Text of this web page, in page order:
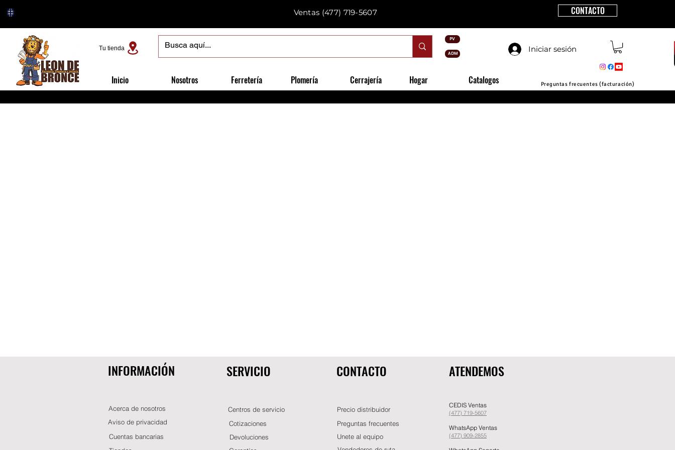
PV
ADM
Ventas (477) 719-5607 CONTACTO
Iniciar sesión
Tu tienda
Inicio Nosotros Ferretería Plomería Cerrajería Hogar Catalogos Preguntas frecuentes (facturación)
INFORMACIÓN
Acerca de nosotros
Aviso de privacidad
Cuentas bancarias
SERVICIO
Centros de servicio
Cotizaciones
Devoluciones
CONTACTO
Precio distribuidor
Preguntas frecuentes
Unete al equipo
ATENDEMOS
CEDIS Ventas
(477) 719-5607
WhatsApp Ventas
(477) 909-2855